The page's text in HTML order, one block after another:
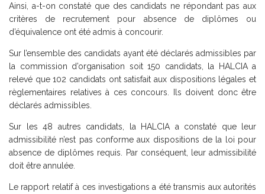
Ainsi, a-t-on constaté que des candidats ne répondant pas aux
critères de recrutement pour absence de diplômes ou
d’équivalence ont été admis à concourir.
Sur l’ensemble des candidats ayant été déclarés admissibles par
la commission d’organisation soit 150 candidats, la HALCIA a
relevé que 102 candidats ont satisfait aux dispositions légales et
règlementaires relatives à ces concours. Ils doivent donc être
déclarés admissibles.
Sur les 48 autres candidats, la HALCIA a constaté que leur
admissibilité n’est pas conforme aux dispositions de la loi pour
absence de diplômes requis. Par conséquent, leur admissibilité
doit être annulée.
Le rapport relatif à ces investigations a été transmis aux autorités